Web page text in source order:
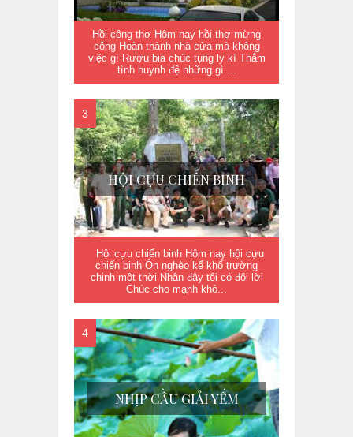
Hồi công thợ Hôm nay hồi thợ mừng
công Hoàn thành nhà cửa mà không
việc gì Rượu bia chúc tụng ly kì Thắm
tình huynh đệ những gì ...
HỘI CỰU CHIẾN BINH
Hội cựu chiến binh Hôm nay hội cựu
chiến binh Ôn nghèo kể khổ trường
chinh một thời Nhân đây tôi có đôi lời
Chúc cho mạnh khỏ...
NHỊP CẦU GIẢI YẾM